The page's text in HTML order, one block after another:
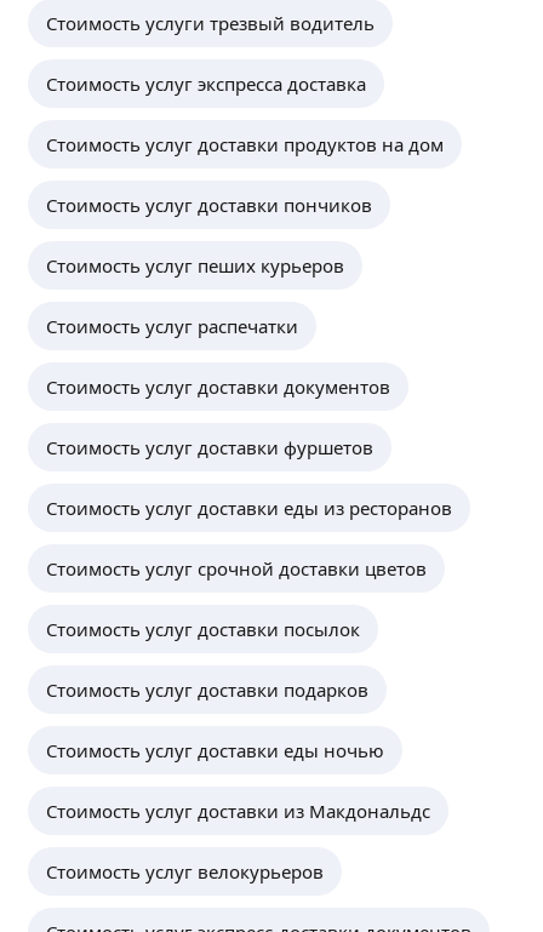
Стоимость услуги трезвый водитель
Стоимость услуг экспресса доставка
Стоимость услуг доставки продуктов на дом
Стоимость услуг доставки пончиков
Стоимость услуг пеших курьеров
Стоимость услуг распечатки
Стоимость услуг доставки документов
Стоимость услуг доставки фуршетов
Стоимость услуг доставки еды из ресторанов
Стоимость услуг срочной доставки цветов
Стоимость услуг доставки посылок
Стоимость услуг доставки подарков
Стоимость услуг доставки еды ночью
Стоимость услуг доставки из Макдональдс
Стоимость услуг велокурьеров